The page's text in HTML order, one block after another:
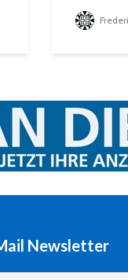
Newsletter